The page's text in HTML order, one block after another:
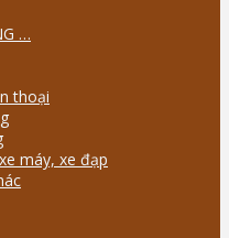
…
thoại
máy, xe đạp